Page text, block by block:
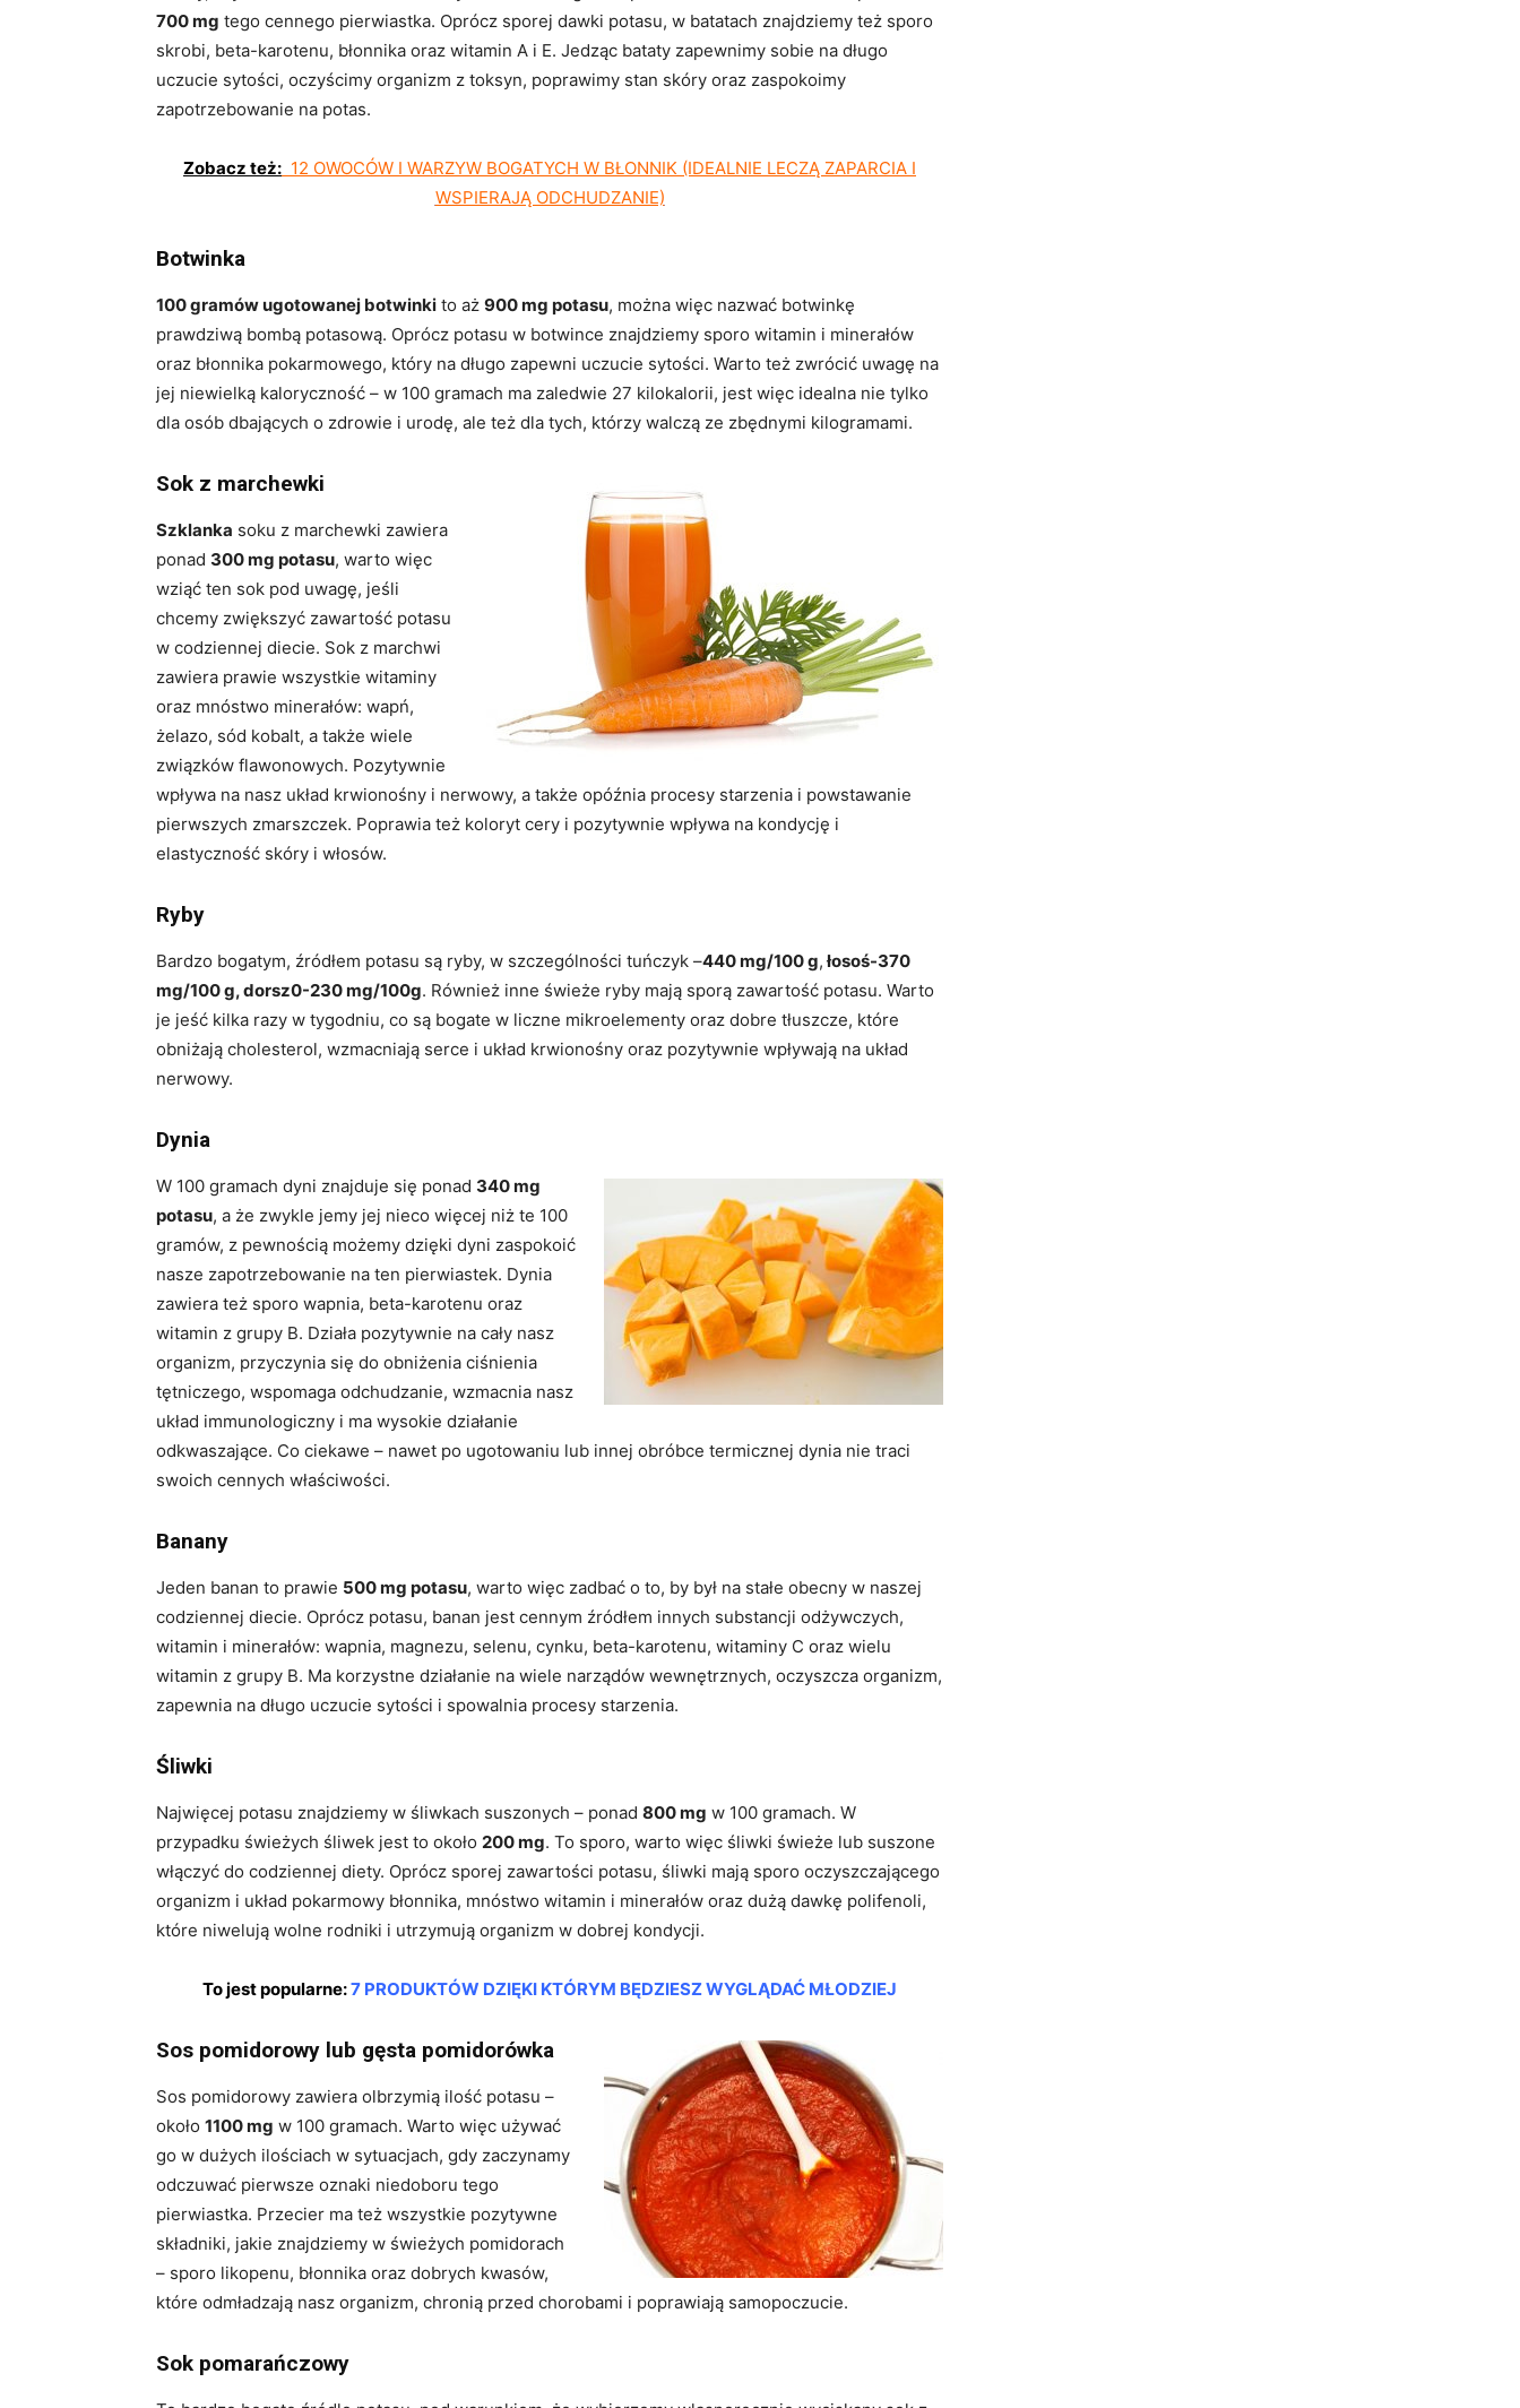
700 mg tego cennego pierwiastka. Oprócz sporej dawki potasu, w batatach znajdziemy też sporo
skrobi, beta-karotenu, błonnika oraz witamin A i E. Jedząc bataty zapewnimy sobie na długo
uczucie sytości, oczyścimy organizm z toksyn, poprawimy stan skóry oraz zaspokoimy
zapotrzebowanie na potas.
Zobacz też: 12 OWOCÓW I WARZYW BOGATYCH W BŁONNIK (IDEALNIE LECZĄ ZAPARCIA I
WSPIERAJĄ ODCHUDZANIE)
Botwinka
100 gramów ugotowanej botwinki to aż 900 mg potasu, można więc nazwać botwinkę
prawdziwą bombą potasową. Oprócz potasu w botwince znajdziemy sporo witamin i minerałów
oraz błonnika pokarmowego, który na długo zapewni uczucie sytości. Warto też zwrócić uwagę na
jej niewielką kaloryczność – w 100 gramach ma zaledwie 27 kilokalorii, jest więc idealna nie tylko
dla osób dbających o zdrowie i urodę, ale też dla tych, którzy walczą ze zbędnymi kilogramami.
Sok z marchewki
Szklanka soku z marchewki zawiera
ponad 300 mg potasu, warto więc
wziąć ten sok pod uwagę, jeśli
chcemy zwiększyć zawartość potasu
w codziennej diecie. Sok z marchwi
zawiera prawie wszystkie witaminy
oraz mnóstwo minerałów: wapń,
żelazo, sód kobalt, a także wiele
związków flawonowych. Pozytywnie
wpływa na nasz układ krwionośny i nerwowy, a także opóźnia procesy starzenia i powstawanie
pierwszych zmarszczek. Poprawia też koloryt cery i pozytywnie wpływa na kondycję i
elastyczność skóry i włosów.
Ryby
Bardzo bogatym, źródłem potasu są ryby, w szczególności tuńczyk –440 mg/100 g, łosoś-370
mg/100 g, dorsz0-230 mg/100g. Również inne świeże ryby mają sporą zawartość potasu. Warto
je jeść kilka razy w tygodniu, co są bogate w liczne mikroelementy oraz dobre tłuszcze, które
obniżają cholesterol, wzmacniają serce i układ krwionośny oraz pozytywnie wpływają na układ
nerwowy.
Dynia
W 100 gramach dyni znajduje się ponad 340 mg
potasu, a że zwykle jemy jej nieco więcej niż te 100
gramów, z pewnością możemy dzięki dyni zaspokoić
nasze zapotrzebowanie na ten pierwiastek. Dynia
zawiera też sporo wapnia, beta-karotenu oraz
witamin z grupy B. Działa pozytywnie na cały nasz
organizm, przyczynia się do obniżenia ciśnienia
tętniczego, wspomaga odchudzanie, wzmacnia nasz
układ immunologiczny i ma wysokie działanie
odkwaszające. Co ciekawe – nawet po ugotowaniu lub innej obróbce termicznej dynia nie traci
swoich cennych właściwości.
Banany
Jeden banan to prawie 500 mg potasu, warto więc zadbać o to, by był na stałe obecny w naszej
codziennej diecie. Oprócz potasu, banan jest cennym źródłem innych substancji odżywczych,
witamin i minerałów: wapnia, magnezu, selenu, cynku, beta-karotenu, witaminy C oraz wielu
witamin z grupy B. Ma korzystne działanie na wiele narządów wewnętrznych, oczyszcza organizm,
zapewnia na długo uczucie sytości i spowalnia procesy starzenia.
Śliwki
Najwięcej potasu znajdziemy w śliwkach suszonych – ponad 800 mg w 100 gramach. W
przypadku świeżych śliwek jest to około 200 mg. To sporo, warto więc śliwki świeże lub suszone
włączyć do codziennej diety. Oprócz sporej zawartości potasu, śliwki mają sporo oczyszczającego
organizm i układ pokarmowy błonnika, mnóstwo witamin i minerałów oraz dużą dawkę polifenoli,
które niwelują wolne rodniki i utrzymują organizm w dobrej kondycji.
To jest popularne:7 PRODUKTÓW DZIĘKI KTÓRYM BĘDZIESZ WYGLĄDAĆ MŁODZIEJ
Sos pomidorowy lub gęsta pomidorówka
Sos pomidorowy zawiera olbrzymią ilość potasu –
około 1100 mg w 100 gramach. Warto więc używać
go w dużych ilościach w sytuacjach, gdy zaczynamy
odczuwać pierwsze oznaki niedoboru tego
pierwiastka. Przecier ma też wszystkie pozytywne
składniki, jakie znajdziemy w świeżych pomidorach
– sporo likopenu, błonnika oraz dobrych kwasów,
które odmładzają nasz organizm, chronią przed chorobami i poprawiają samopoczucie.
Sok pomarańczowy